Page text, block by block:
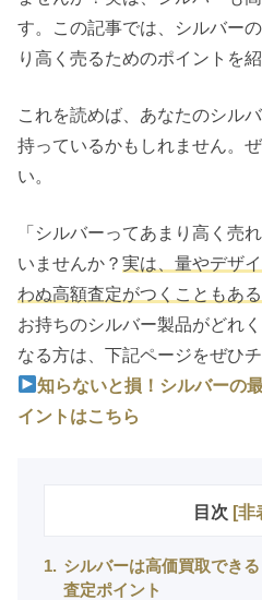
す。この記事では、シルバー
り高く売るためのポイントを紹
これを読めば、あなたのシル
持っているかもしれません。
い。
「シルバーってあまり高く売
いませんか？ 実は、量やデザ
わぬ高額査定がつくこともある
お持ちのシルバー製品がどれ
なる方は、下記ページをぜひ
知らないと損！シルバーの
イントはこちら
目次 [非
1
シルバーは高価買取でき
査定ポイント